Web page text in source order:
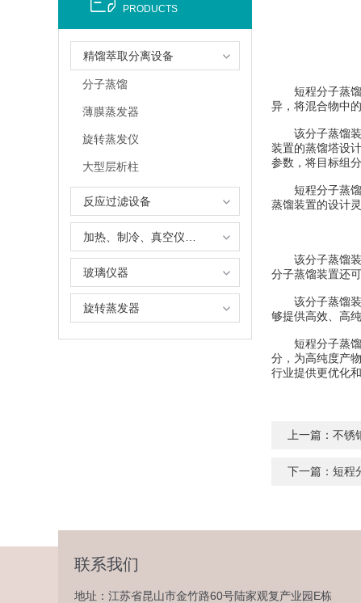
PRODUCTS
精馏萃取分离设备
分子蒸馏
薄膜蒸发器
旋转蒸发仪
大型层析柱
反应过滤设备
玻璃仪器
旋转蒸发器
短程分子蒸馏
异，将混合物中
该分子蒸馏装
装置的蒸馏塔设
参数，将目标组
短程分子蒸馏
蒸馏装置的设计
该分子蒸馏装
分子蒸馏装置还
该分子蒸馏装
够提供高效、高
短程分子蒸馏
分，为高纯度产
行业提供更优化
上一篇： 不锈
下一篇： 短程
联系我们
地址：江苏省昆山市金竹路60号陆家观复产业园E栋